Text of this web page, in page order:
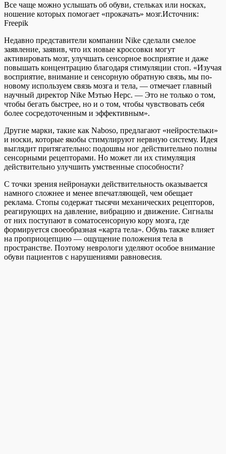
Все чаще можно услышать об обуви, стельках или носках,
ношение которых помогает «прокачать» мозг.Источник:
Freepik
Недавно представители компании Nike сделали смелое
заявление, заявив, что их новые кроссовки могут
активировать мозг, улучшать сенсорное восприятие и даже
повышать концентрацию благодаря стимуляции стоп. «Изучая
восприятие, внимание и сенсорную обратную связь, мы по-
новому используем связь мозга и тела, — отмечает главный
научный директор Nike Мэтью Нерс. — Это не только о том,
чтобы бегать быстрее, но и о том, чтобы чувствовать себя
более сосредоточенным и эффективным».
Другие марки, такие как Naboso, предлагают «нейростельки»
и носки, которые якобы стимулируют нервную систему. Идея
выглядит притягательно: подошвы ног действительно полны
сенсорными рецепторами. Но может ли их стимуляция
действительно улучшить умственные способности?
С точки зрения нейронауки действительность оказывается
намного сложнее и менее впечатляющей, чем обещает
реклама. Стопы содержат тысячи механических рецепторов,
реагирующих на давление, вибрацию и движение. Сигналы
от них поступают в соматосенсорную кору мозга, где
формируется своеобразная «карта тела». Обувь также влияет
на проприоцепцию — ощущение положения тела в
пространстве. Поэтому неврологи уделяют особое внимание
обуви пациентов с нарушениями равновесия.